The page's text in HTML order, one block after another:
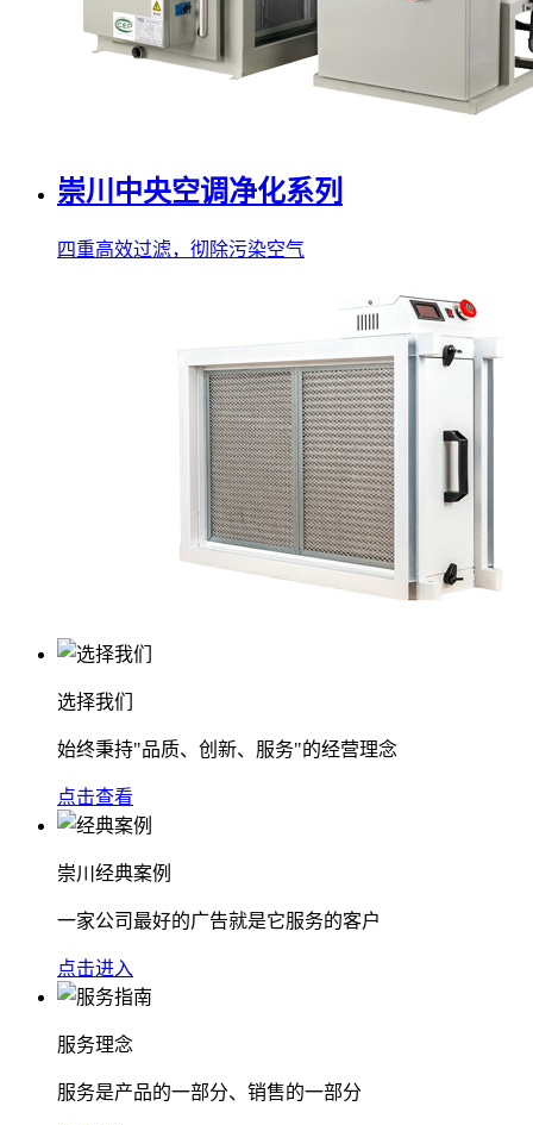
崇川中央空调净化系列
四重高效过滤，彻除污染空气
选择我们
始终秉持"品质、创新、服务"的经营理念
点击查看
崇川经典案例
一家公司最好的广告就是它服务的客户
点击进入
服务理念
服务是产品的一部分、销售的一部分